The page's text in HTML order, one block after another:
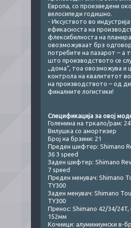
Европа, со произведени
велосипеди годишно.
- Иксуството во
ефикасноста на
флексибилноста на
овозможуваат брз
потребите на пазарот – а
што производството се
„дома“, тоа овозможува и
контрола на квалитетот
на производството – од
финалните логистики!
Спецификација за овој
Големина на тркало/рам:
Вилушка со амортизер
Број на брзини: 21
Преден шифтер: Shimano
36 3 speed
Заден шифтер: Shimano
7 speed
Преден менувач: Shimano
TY300
Заден менувач: Shimano
TY300
Пренос: Shimano 42/34/24T,
152мм
Кочници: алуминиумски в-